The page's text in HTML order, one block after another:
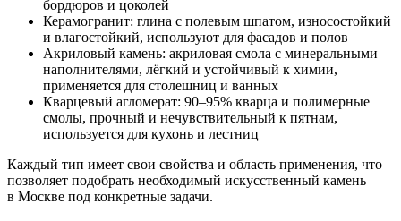
бордюров и цоколей
Керамогранит: глина с полевым шпатом, износостойкий
и влагостойкий, используют для фасадов и полов
Акриловый камень: акриловая смола с минеральными
наполнителями, лёгкий и устойчивый к химии,
применяется для столешниц и ванных
Кварцевый агломерат: 90–95% кварца и полимерные
смолы, прочный и нечувствительный к пятнам,
используется для кухонь и лестниц
Каждый тип имеет свои свойства и область применения, что
позволяет подобрать необходимый искусственный камень
в Москве под конкретные задачи.